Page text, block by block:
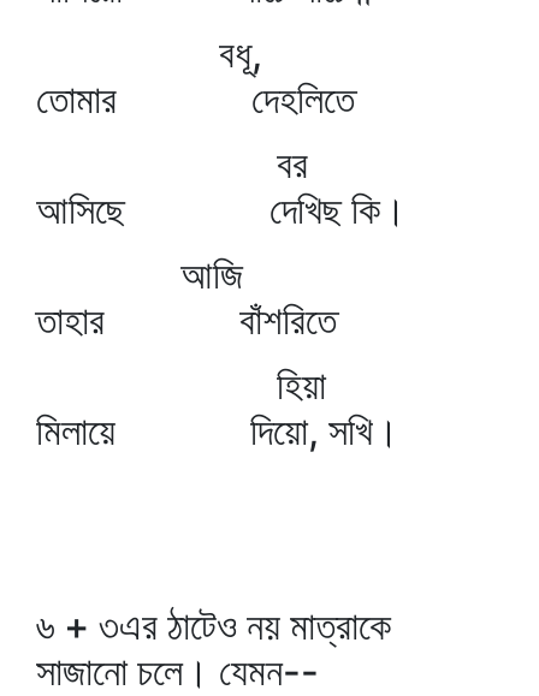
বধূ,
তোমার দেহলিতে
বর
আসিছে দেখিছ কি।
আজি
তাহার বাঁশরিতে
হিয়া
মিলায়ে দিয়ো, সখি।
৬ + ৩এর ঠাটেও নয় মাত্রাকে
সাজানো চলে। যেমন--